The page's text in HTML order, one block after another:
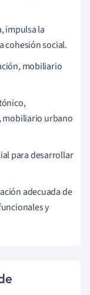
impulsa la
cohesión social.
mobiliario
mobiliario urbano
para desarrollar
adecuada de
y